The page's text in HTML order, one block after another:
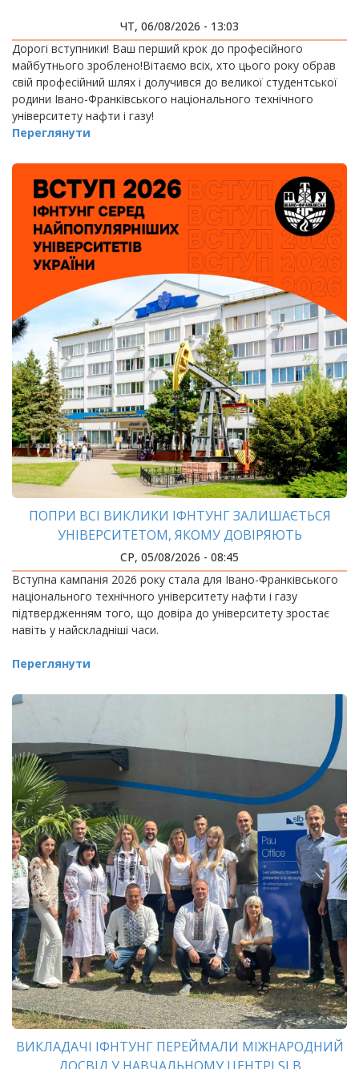
ЧТ, 06/08/2026 - 13:03
Дорогі вступники! Ваш перший крок до професійного
майбутнього зроблено!Вітаємо всіх, хто цього року обрав
свій професійний шлях і долучився до великої студентської
родини Івано-Франківського національного технічного
університету нафти і газу!
Переглянути
ПОПРИ ВСІ ВИКЛИКИ ІФНТУНГ ЗАЛИШАЄТЬСЯ
УНІВЕРСИТЕТОМ, ЯКОМУ ДОВІРЯЮТЬ
СР, 05/08/2026 - 08:45
Вступна кампанія 2026 року стала для Івано-Франківського
національного технічного університету нафти і газу
підтвердженням того, що довіра до університету зростає
навіть у найскладніші часи.
Переглянути
ВИКЛАДАЧІ ІФНТУНГ ПЕРЕЙМАЛИ МІЖНАРОДНИЙ